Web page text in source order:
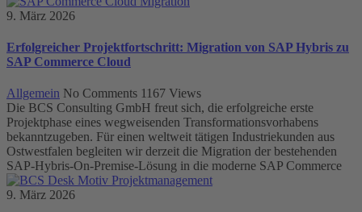
9. März 2026
Erfolgreicher Projektfortschritt: Migration von SAP Hybris zu
SAP Commerce Cloud
Allgemein No Comments 1167 Views
Die BCS Consulting GmbH freut sich, die erfolgreiche erste
Projektphase eines wegweisenden Transformationsvorhabens
bekanntzugeben. Für einen weltweit tätigen Industriekunden aus
Ostwestfalen begleiten wir derzeit die Migration der bestehenden
SAP-Hybris-On-Premise-Lösung in die moderne SAP Commerce
9. März 2026